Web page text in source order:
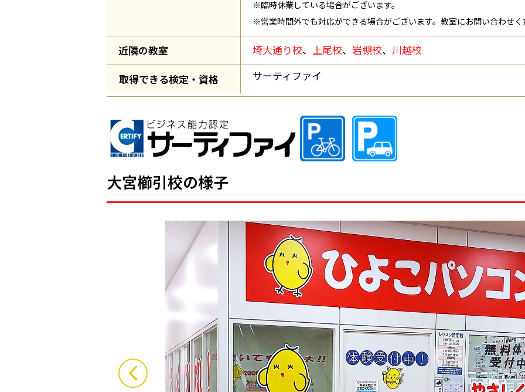
※臨時休業している場合がございます。
※営業時間外でも対応ができる場合がございます。教室にお問い合わせく
近隣の教室 埼大通り校、 上尾校、岩槻校、 川越校
取得できる検定・資格 サーティファイ
大宮櫛引校の様子